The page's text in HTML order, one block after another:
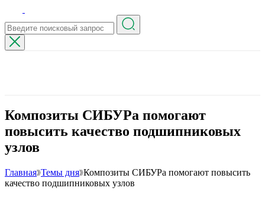
Композиты СИБУРа помогают
повысить качество подшипниковых
узлов
Главная Темы дня Композиты СИБУРа помогают повысить
качество подшипниковых узлов